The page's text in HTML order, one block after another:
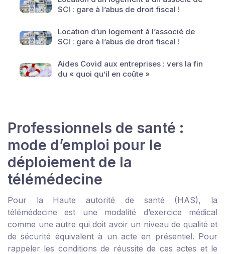
SCI : gare à l’abus de droit fiscal !
Location d’un logement à l’associé de
SCI : gare à l’abus de droit fiscal !
Aides Covid aux entreprises : vers la fin
du « quoi qu’il en coûte »
Professionnels de santé :
mode d’emploi pour le
déploiement de la
télémédecine
Pour la Haute autorité de santé (HAS), la
télémédecine est une modalité d’exercice médical
comme une autre qui doit avoir un niveau de qualité et
de sécurité équivalent à un acte en présentiel. Pour
rappeler les conditions de réussite de ces actes et le